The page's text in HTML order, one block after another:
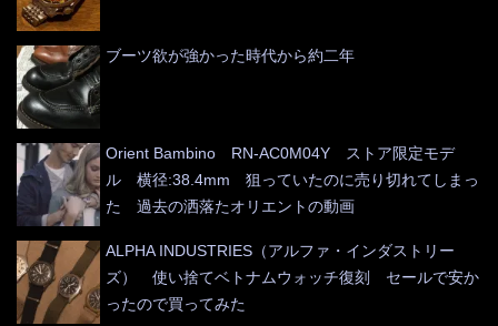
ブーツ欲が強かった時代から約二年
Orient Bambino RN-AC0M04Y ストア限定モデ
ル 横径:38.4mm 狙っていたのに売り切れてしまっ
た 過去の洒落たオリエントの動画
ALPHA INDUSTRIES（アルファ・インダストリー
ズ） 使い捨てベトナムウォッチ復刻 セールで安か
ったので買ってみた